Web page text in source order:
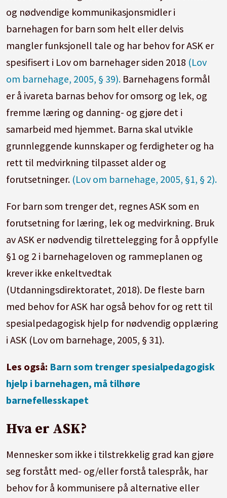
og nødvendige kommunikasjonsmidler i
barnehagen for barn som helt eller delvis
mangler funksjonell tale og har behov for ASK er
spesifisert i Lov om barnehager siden 2018 (Lov
om barnehage, 2005, § 39). Barnehagens formål
er å ivareta barnas behov for omsorg og lek, og
fremme læring og danning- og gjøre det i
samarbeid med hjemmet. Barna skal utvikle
grunnleggende kunnskaper og ferdigheter og ha
rett til medvirkning tilpasset alder og
forutsetninger. (Lov om barnehage, 2005, §1, § 2).
For barn som trenger det, regnes ASK som en
forutsetning for læring, lek og medvirkning. Bruk
av ASK er nødvendig tilrettelegging for å oppfylle
§1 og 2 i barnehageloven og rammeplanen og
krever ikke enkeltvedtak
(Utdanningsdirektoratet, 2018). De fleste barn
med behov for ASK har også behov for og rett til
spesialpedagogisk hjelp for nødvendig opplæring
i ASK (Lov om barnehage, 2005, § 31).
Les også: Barn som trenger spesialpedagogisk
hjelp i barnehagen, må tilhøre
barnefellesskapet
Hva er ASK?
Mennesker som ikke i tilstrekkelig grad kan gjøre
seg forstått med- og/eller forstå talespråk, har
behov for å kommunisere på alternative eller